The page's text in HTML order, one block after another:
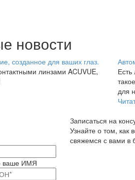
новости
созданное для ваших глаз.
линзами ACUVUE,
для
Записаться на
Узнайте о том, как
свяжемся с вами в
ваше ИМЯ